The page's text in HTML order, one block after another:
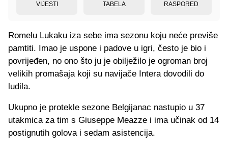
VIJESTI TABELA RASPORED
Romelu Lukaku iza sebe ima sezonu koju neće previše
pamtiti. Imao je uspone i padove u igri, često je bio i
povrijeđen, no ono što ju je obilježilo je ogroman broj
velikih promašaja koji su navijače Intera dovodili do
ludila.
Ukupno je protekle sezone Belgijanac nastupio u 37
utakmica za tim s Giuseppe Meazze i ima učinak od 14
postignutih golova i sedam asistencija.